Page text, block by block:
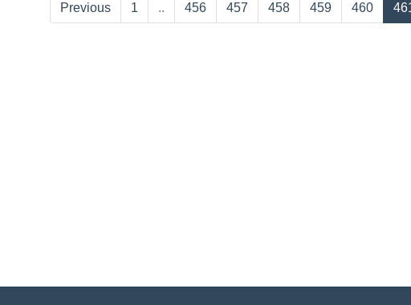
Previous 1 .. 456 457 458 459 460